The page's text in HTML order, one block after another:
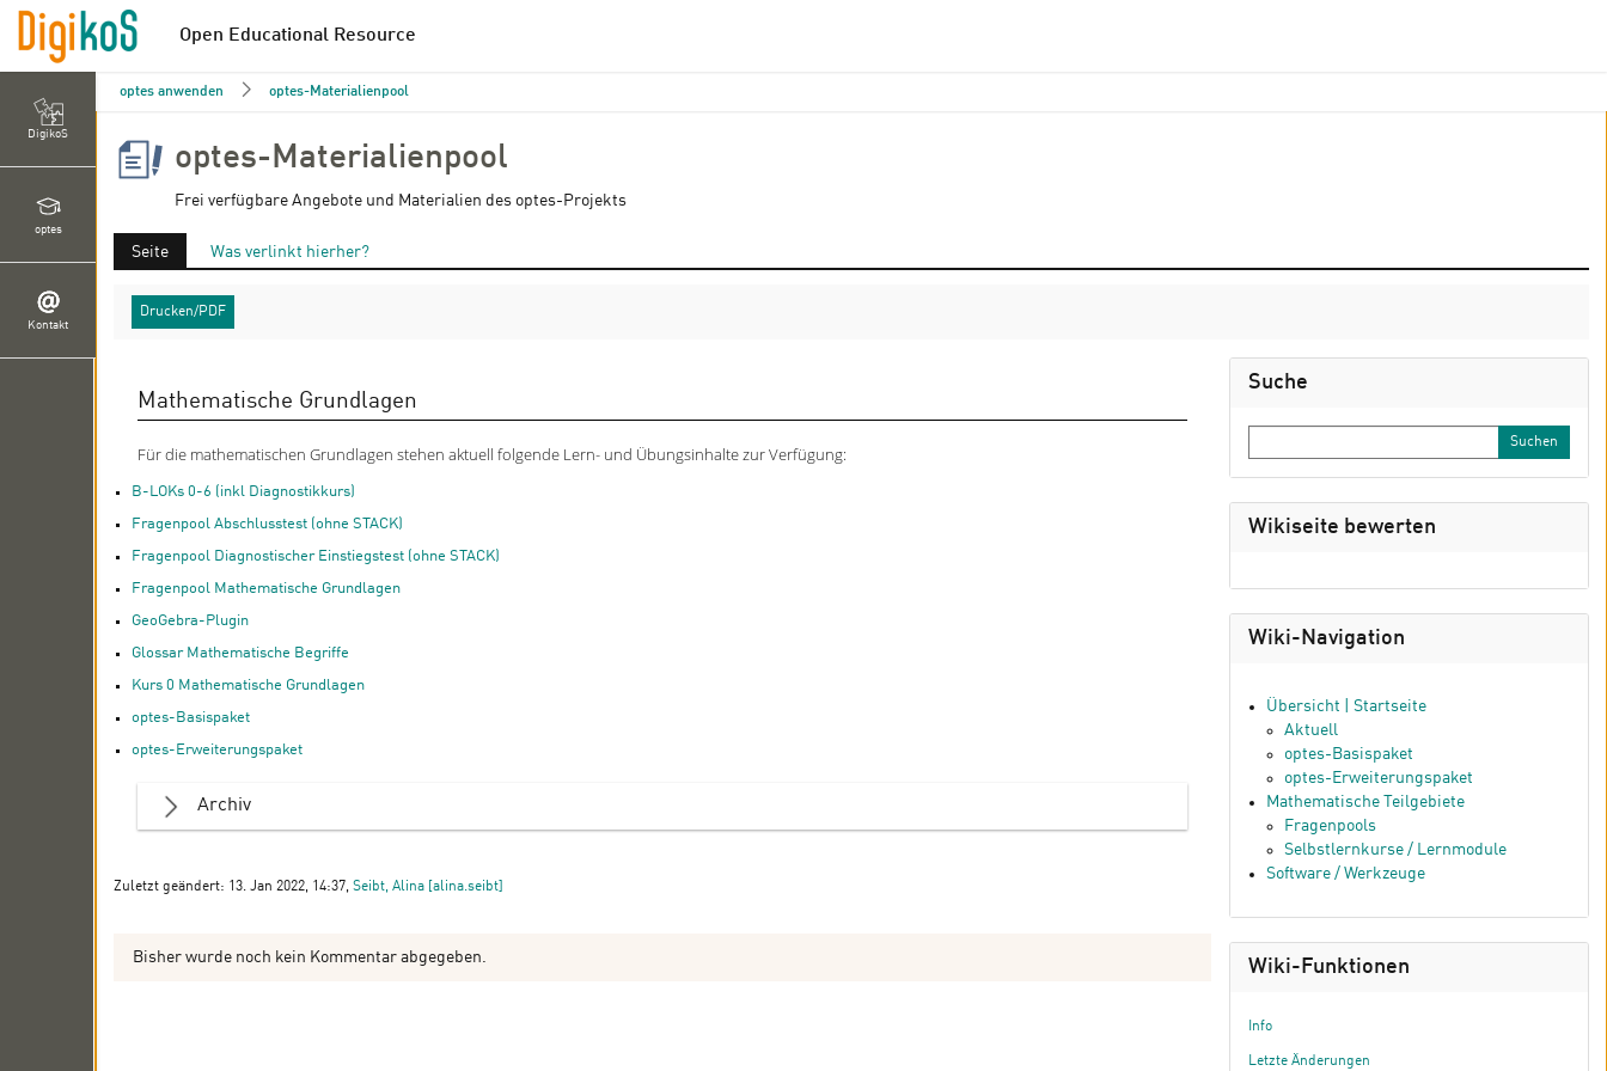
Open Educational Resource
DigikoS
optes
Kontakt
optes anwenden optes-Materialienpool
optes-Materialienpool
Frei verfügbare Angebote und Materialien des optes-Projekts
Seite Was verlinkt hierher?
Drucken/PDF
Mathematische Grundlagen
Für die mathematischen Grundlagen stehen aktuell folgende Lern- und Übungsinhalte zur Verfügung:
B-LOKs 0-6 (inkl Diagnostikkurs)
Fragenpool Abschlusstest (ohne STACK)
Fragenpool Diagnostischer Einstiegstest (ohne STACK)
Fragenpool Mathematische Grundlagen
GeoGebra-Plugin
Glossar Mathematische Begriffe
Kurs 0 Mathematische Grundlagen
optes-Basispaket
optes-Erweiterungspaket
Archiv
Zuletzt geändert: 13. Jan 2022, 14:37, Seibt, Alina [alina.seibt]
Bisher wurde noch kein Kommentar abgegeben.
Suche
Wikiseite bewerten
Wiki-Navigation
Übersicht | Startseite
Aktuell
optes-Basispaket
optes-Erweiterungspaket
Mathematische Teilgebiete
Fragenpools
Selbstlernkurse / Lernmodule
Software / Werkzeuge
Wiki-Funktionen
Info
Letzte Änderungen